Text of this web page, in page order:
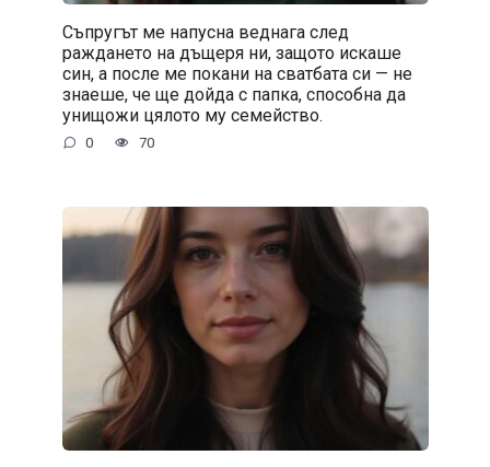
Съпругът ме напусна веднага след
раждането на дъщеря ни, защото искаше
син, а после ме покани на сватбата си — не
знаеше, че ще дойда с папка, способна да
унищожи цялото му семейство.
0 70